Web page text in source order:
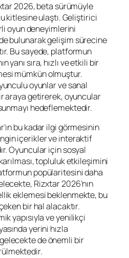
2026, beta sürümüyle
kitlesine ulaştı. Geliştirici
oyun deneyimlerini
bulunarak gelişim sürecine
Bu sayede, platformun
yanı sıra, hızlı ve etkili bir
mümkün olmuştur.
oyunlar ve sanal
araya getirerek, oyuncular
hedeflemektedir.
bu kadar ilgi görmesinin
içerikler ve interaktif
Oyuncular için sosyal
topluluk etkileşimini
popülaritesini daha
Rizxtar 2026’nın
eklemesi beklenmekte, bu
bir hal alacaktır.
yapısıyla ve yenilikçi
yerini hızla
de önemli bir